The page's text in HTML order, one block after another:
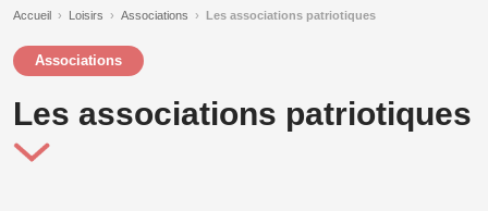
Accueil › Loisirs › Associations › Les associations patriotiques
Associations
Les associations patriotiques